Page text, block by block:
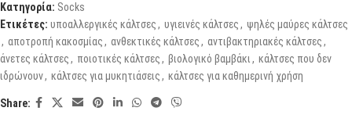
Κατηγορία: Socks
Ετικέτες: υποαλλεργικές κάλτσες, υγιεινές κάλτσες, ψηλές μαύρες κάλτσες
, αποτροπή κακοσμίας, ανθεκτικές κάλτσες, αντιβακτηριακές κάλτσες,
άνετες κάλτσες, ποιοτικές κάλτσες, βιολογικό βαμβάκι, κάλτσες που δεν
ιδρώνουν, κάλτσες για μυκητιάσεις, κάλτσες για καθημερινή χρήση
Share: